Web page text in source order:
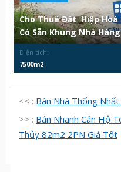
Cho Thuê Đất Hiệp
Có Sẵn Khung Nhà
Diện tích:
7500m2
<< : Bán Nhà Thống
>> : Bán Nhanh Căn Hộ
Thủy 82m2 2PN Giá Tốt